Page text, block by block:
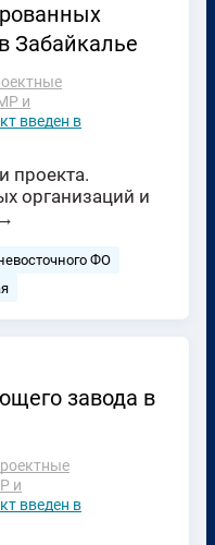
Забайкалье
и
введен в
проекта.
организаций и
→
ФО
завода в
и
введен в